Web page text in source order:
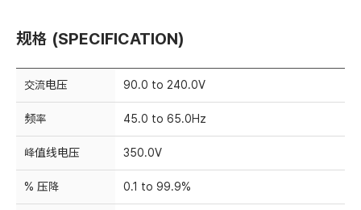
规格 (SPECIFICATION)
交流电压 90.0 to 240.0V
频率 45.0 to 65.0Hz
峰值线电压 350.0V
% 压降 0.1 to 99.9%